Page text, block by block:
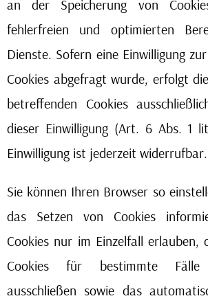
an der Speicherung von
fehlerfreien und optimierten
Dienste. Sofern eine Einwilligung
Cookies abgefragt wurde, erfolgt
betreffenden Cookies
dieser Einwilligung (Art. 6 Abs. 1
Einwilligung ist jederzeit widerrufbar.
Sie können Ihren Browser so
das Setzen von Cookies
Cookies nur im Einzelfall erlauben,
Cookies für bestimmte
ausschließen sowie das